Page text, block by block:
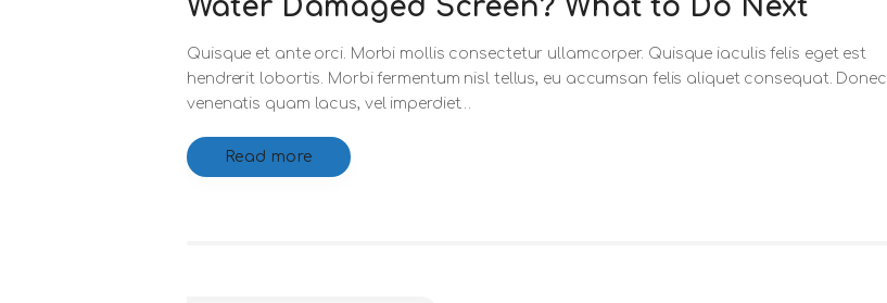
Water Damaged Screen? What to Do Next
Quisque et ante orci. Morbi mollis consectetur ullamcorper. Quisque iaculis felis eget est
hendrerit lobortis. Morbi fermentum nisl tellus, eu accumsan felis aliquet consequat. Donec
venenatis quam lacus, vel imperdiet…
Read more